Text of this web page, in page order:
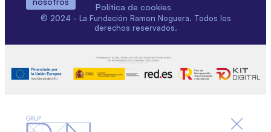
Política de cookies
© 2024 - La Fundación Ramon Noguera. Todos los
derechos reservados.